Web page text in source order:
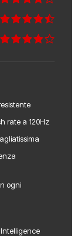
rate a 120Hz
ogni